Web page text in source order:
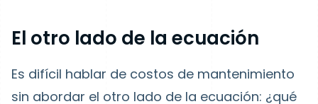
El otro lado de la ecuación
Es difícil hablar de costos de mantenimiento
sin abordar el otro lado de la ecuación: ¿qué